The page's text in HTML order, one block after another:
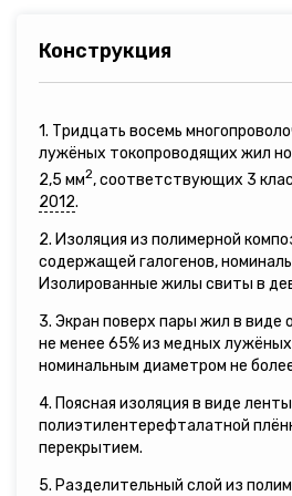
Конструкция
1. Тридцать восемь
лужёных токопроводящих жил
2,5 мм2, соответствующих 3
2012.
2. Изоляция из полимерной
содержащей галогенов,
Изолированные жилы свиты в
3. Экран поверх пары жил в виде
не менее 65% из медных
номинальным диаметром не
4. Поясная изоляция в виде
полиэтилентерефталатной
перекрытием.
5. Разделительный слой из